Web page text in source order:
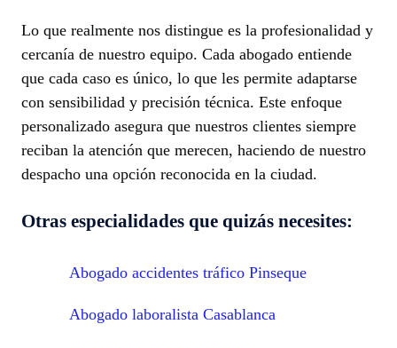
Lo que realmente nos distingue es la profesionalidad y
cercanía de nuestro equipo. Cada abogado entiende
que cada caso es único, lo que les permite adaptarse
con sensibilidad y precisión técnica. Este enfoque
personalizado asegura que nuestros clientes siempre
reciban la atención que merecen, haciendo de nuestro
despacho una opción reconocida en la ciudad.
Otras especialidades que quizás necesites:
Abogado accidentes tráfico Pinseque
Abogado laboralista Casablanca